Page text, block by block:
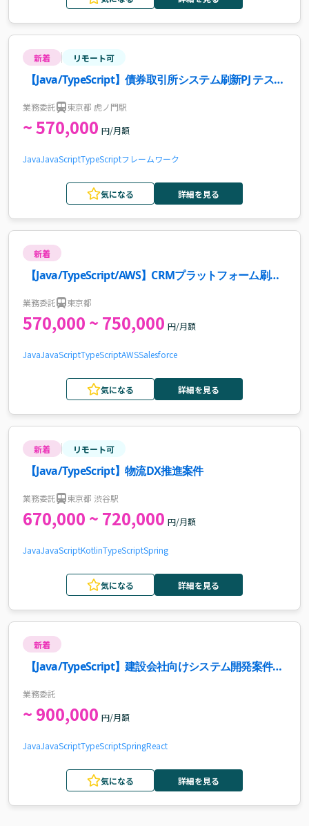
新着 リモート可
【Java/TypeScript】債券取引所システム刷新PJ テスト
業務委託 東京都 虎ノ門駅
~ 570,000 円/月額
JavaJavaScriptTypeScriptフレームワーク
気になる 詳細を見る
新着
【Java/TypeScript/AWS】CRMプラットフォーム刷新
業務委託 東京都
570,000 ~ 750,000 円/月額
JavaJavaScriptTypeScriptAWSSalesforce
気になる 詳細を見る
新着 リモート可
【Java/TypeScript】物流DX推進案件
業務委託 東京都 渋谷駅
670,000 ~ 720,000 円/月額
JavaJavaScriptKotlinTypeScriptSpring
気になる 詳細を見る
新着
【Java/TypeScript】建設会社向けシステム開発案件・
業務委託
~ 900,000 円/月額
JavaJavaScriptTypeScriptSpringReact
気になる 詳細を見る